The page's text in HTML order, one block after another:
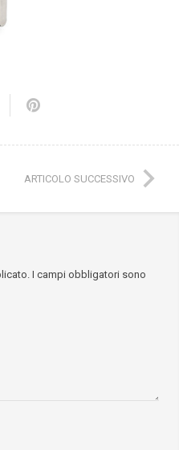
ARTICOLO SUCCESSIVO
I campi obbligatori sono